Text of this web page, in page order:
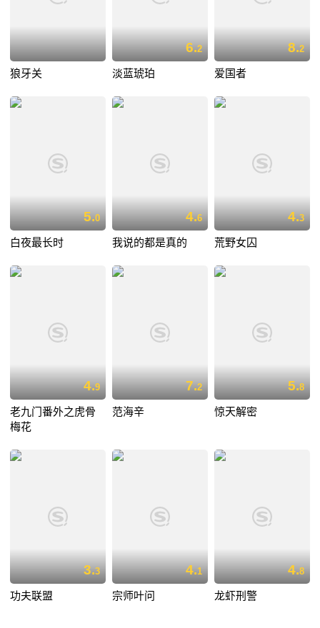
狼牙关
6.2
淡蓝琥珀
8.2
爱国者
5.0
白夜最长时
4.6
我说的都是真的
4.3
荒野女囚
4.9
老九门番外之虎骨
梅花
7.2
范海辛
5.8
惊天解密
3.3
功夫联盟
4.1
宗师叶问
4.8
龙虾刑警